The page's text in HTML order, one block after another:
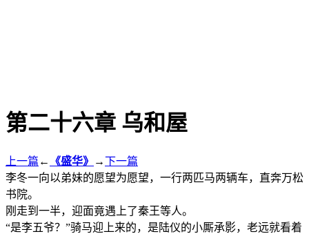
第二十六章 乌和屋
上一篇 ← 《盛华》 →下一篇
李冬一向以弟妹的愿望为愿望，一行两匹马两辆车，直奔万松
书院。
刚走到一半，迎面竟遇上了秦王等人。
“是李五爷？”骑马迎上来的，是陆仪的小厮承影，老远就看着